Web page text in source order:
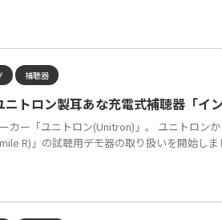
補聴器
ニトロン製耳あな充電式補聴器「イ
カー「ユニトロン(Unitron)」。 ユニトロン
R)」の試聴用デモ器の取り扱いを開始しま